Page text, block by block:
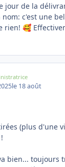
jour de la
c'est une
rien! 🥰
le 18 août
(plus d'une
bien... toujours